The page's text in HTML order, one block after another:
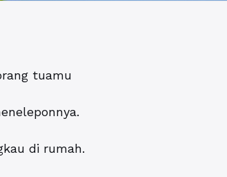
tuamu
di rumah.